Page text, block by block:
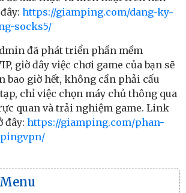
https://giamping.com/dang-ky-
socks5/
đã phát triển phần mềm
giờ đây việc chơi game của bạn sẽ
bao giờ hết, không cần phải cấu
chỉ việc chọn máy chủ thông qua
quan và trải nghiệm game. Link
đây: https://giamping.com/phan-